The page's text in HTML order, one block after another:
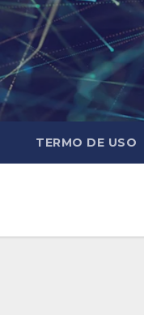
TERMO DE USO